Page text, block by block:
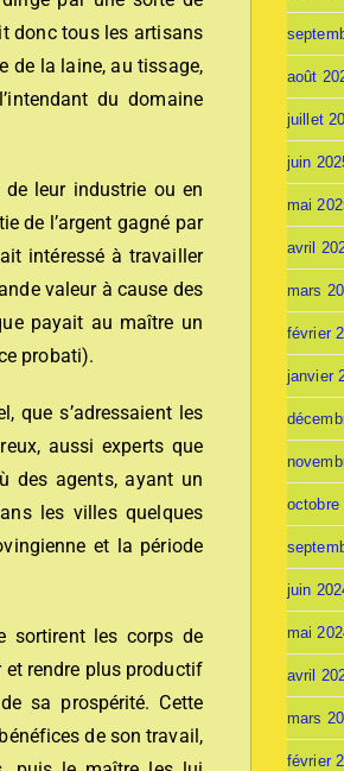
donc tous les artisans
de la laine, au tissage,
du domaine
leur industrie ou en
de l’argent gagné par
intéressé à travailler
valeur à cause des
payait au maître un
probati).
que s’adressaient les
aussi experts que
des agents, ayant un
les villes quelques
et la période
sortirent les corps de
et rendre plus productif
sa prospérité. Cette
de son travail,
août
juillet
juin
mai
avril
mars
février
janvier
octobre
juin
mai
avril
mars
février